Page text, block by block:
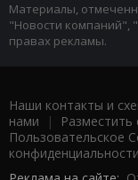
Материалы,
"Новости компаний",
правах рекламы.
Наши контакты и
нами |
Пользовательское